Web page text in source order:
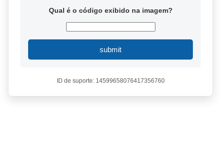
Qual é o código exibido na imagem?
submit
ID de suporte: 14599658076417356760